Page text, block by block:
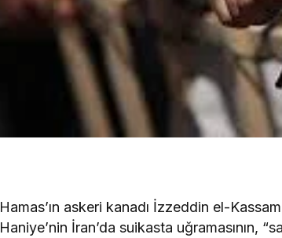
Hamas’ın askeri kanadı İzzeddin el-
Haniye’nin İran’da suikasta uğramasının,